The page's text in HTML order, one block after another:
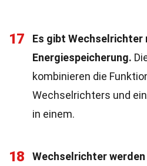
17
Es gibt
Energiespeicherung.
kombinieren die
Wechselrichters und
in einem.
18 Wechselrichter